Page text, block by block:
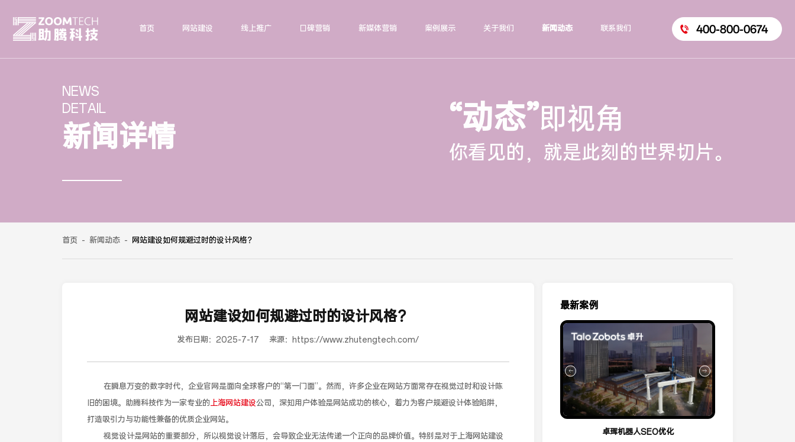
首页 网站建设 线上推广 口碑营销 新媒体营销 案例展示 关于我们 新闻动态 联系我们 400-800-0674
NEWS
DETAIL
新闻详情 “动态”即视角
你看见的，就是此刻的世界切片。
首页 - 新闻动态 - 网站建设如何规避过时的设计风格？
网站建设如何规避过时的设计风格？
发布日期： 2025-7-17 来源： https://www.zhutengtech.com/
在瞬息万变的数字时代，企业官网是面向全球客户的“第一门面”。然而，许多企业在网站方面常存在视觉过时和设计陈
旧的困境。助腾科技作为一家专业的上海网站建设公司，深知用户体验是网站成功的核心，着力为客户规避设计体验陷阱，
打造吸引力与功能性兼备的优质企业网站。
视觉设计是网站的重要部分，所以视觉设计落后，会导致企业无法传递一个正向的品牌价值。特别是对于上海网站建设
最新案例
道合餐饮行业词SEO优化 卓珲机器人SEO优化